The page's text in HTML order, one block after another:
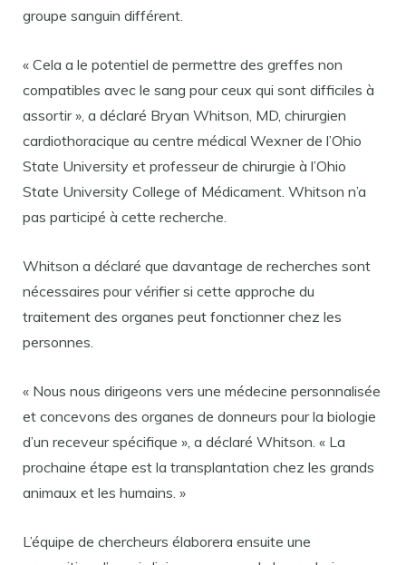
groupe sanguin différent.
« Cela a le potentiel de permettre des greffes non
compatibles avec le sang pour ceux qui sont difficiles à
assortir », a déclaré Bryan Whitson, MD, chirurgien
cardiothoracique au centre médical Wexner de l’Ohio
State University et professeur de chirurgie à l’Ohio
State University College of Médicament. Whitson n’a
pas participé à cette recherche.
Whitson a déclaré que davantage de recherches sont
nécessaires pour vérifier si cette approche du
traitement des organes peut fonctionner chez les
personnes.
« Nous nous dirigeons vers une médecine personnalisée
et concevons des organes de donneurs pour la biologie
d’un receveur spécifique », a déclaré Whitson. « La
prochaine étape est la transplantation chez les grands
animaux et les humains. »
L’équipe de chercheurs élaborera ensuite une